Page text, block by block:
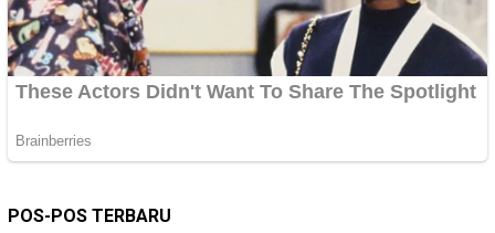
POS-POS TERBARU